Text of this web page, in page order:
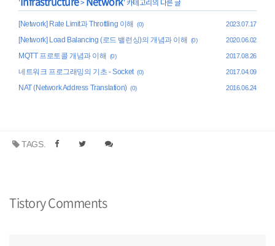
' > ' 카테고리의 다른 글
[Network] Rate Limit과 Throttling 이해 (0) 2023.07.17
[Network] Load Balancing (로드 밸런싱)의 개념과 이해 (0) 2020.06.02
MQTT 프로토콜 개념과 이해 (0) 2017.08.26
네트워크 프로그래밍의 기초 - Socket (0) 2017.04.09
NAT (Network Address Translation) (0) 2016.06.24
TAGS.
Tistory Comments